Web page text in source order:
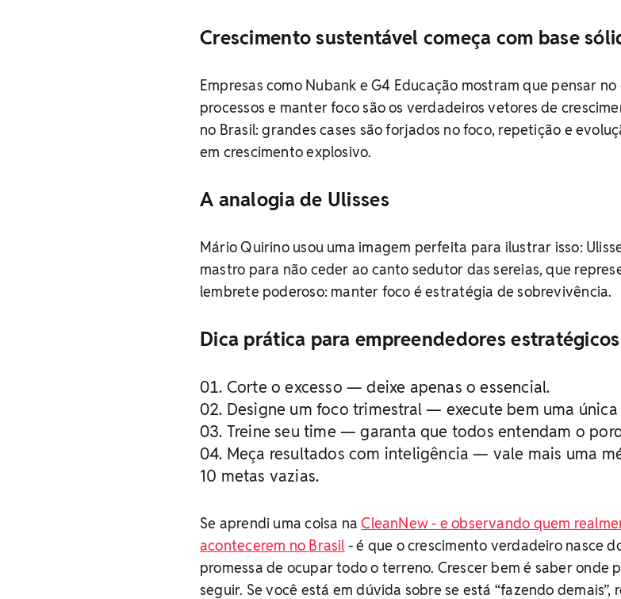
Crescimento sustentável começa com base
Empresas como Nubank e G4 Educação mostram que pensar
processos e manter foco são os verdadeiros vetores de
no Brasil: grandes cases são forjados no foco, repetição e
em crescimento explosivo.
A analogia de Ulisses
Mário Quirino usou uma imagem perfeita para ilustrar isso:
mastro para não ceder ao canto sedutor das sereias, que
lembrete poderoso: manter foco é estratégia de sobrevivência.
Dica prática para empreendedores estratégicos
Corte o excesso — deixe apenas o essencial.
Designe um foco trimestral — execute bem uma
Treine seu time — garanta que todos entendam o
Meça resultados com inteligência — vale mais uma
10 metas vazias.
Se aprendi uma coisa naCleanNew - e observando quem
acontecerem no Brasil - é que o crescimento verdadeiro nasce
promessa de ocupar todo o terreno. Crescer bem é saber onde
seguir. Se você está em dúvida sobre se está “fazendo